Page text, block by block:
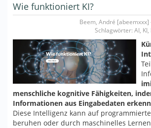
Wie funktioniert KI?
Beem, André [abeemxxx]
Schlagwörter: AI,
menschliche kognitive Fähigkeiten,
Informationen aus Eingabedaten
Diese Intelligenz kann auf
beruhen oder durch maschinelles